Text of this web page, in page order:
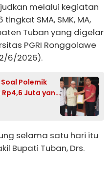
melalui kegiatan
SMA, SMK, MA,
Tuban yang digelar
PGRI Ronggolawe
6/2026).
Polemik
Juta yang
selama satu hari itu
Bupati Tuban, Drs.